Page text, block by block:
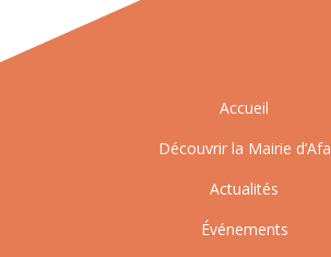
Accueil
Découvrir la Mairie d’Afa
Actualités
Événements